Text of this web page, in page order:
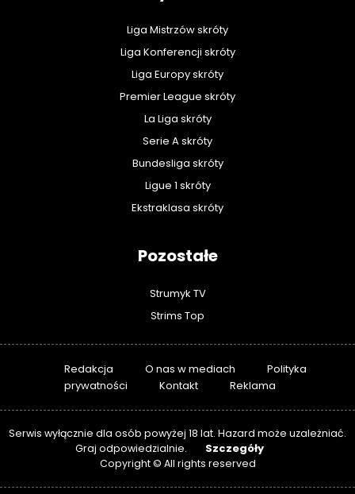
Liga Mistrzów skróty
Liga Konferencji skróty
Liga Europy skróty
Premier League skróty
La Liga skróty
Serie A skróty
Bundesliga skróty
Ligue 1 skróty
Ekstraklasa skróty
Pozostałe
Strumyk TV
Strims Top
Redakcja O nas w mediach
Polityka
prywatności
Kontakt Reklama
Serwis wyłącznie dla osób powyżej 18 lat. Hazard może uzależniać.
Graj odpowiedzialnie.
Szczegóły
Copyright © All rights reserved